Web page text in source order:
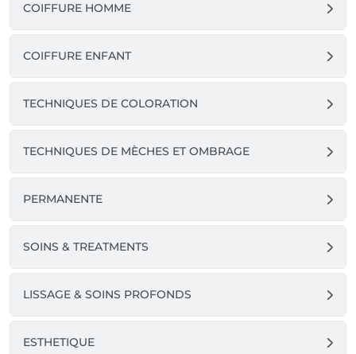
COIFFURE HOMME
COIFFURE ENFANT
TECHNIQUES DE COLORATION
TECHNIQUES DE MÈCHES ET OMBRAGE
PERMANENTE
SOINS & TREATMENTS
LISSAGE & SOINS PROFONDS
ESTHETIQUE